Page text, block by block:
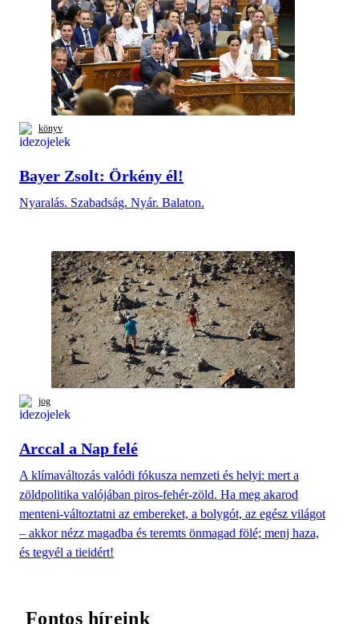
könyv
Bayer Zsolt: Örkény él!
Nyaralás. Szabadság. Nyár. Balaton.
jog
Arccal a Nap felé
A klímaváltozás valódi fókusza nemzeti és helyi: mert a
zöldpolitika valójában piros-fehér-zöld. Ha meg akarod
menteni-változtatni az embereket, a bolygót, az egész világot
– akkor nézz magadba és teremts önmagad fölé; menj haza,
és tegyél a tieidért!
Fontos híreink